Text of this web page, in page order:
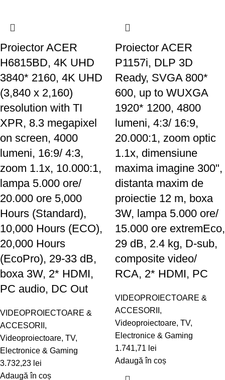
Proiector ACER
H6815BD, 4K UHD
3840* 2160, 4K UHD
(3,840 x 2,160)
resolution with TI
XPR, 8.3 megapixel
on screen, 4000
lumeni, 16:9/ 4:3,
zoom 1.1x, 10.000:1,
lampa 5.000 ore/
20.000 ore 5,000
Hours (Standard),
10,000 Hours (ECO),
20,000 Hours
(EcoPro), 29-33 dB,
boxa 3W, 2* HDMI,
PC audio, DC Out
VIDEOPROIECTOARE &
ACCESORII ,
Videoproiectoare, TV,
Electronice & Gaming
3.732,23 lei
Adaugă în coș
Proiector ACER
P1157i, DLP 3D
Ready, SVGA 800*
600, up to WUXGA
1920* 1200, 4800
lumeni, 4:3/ 16:9,
20.000:1, zoom optic
1.1x, dimensiune
maxima imagine 300",
distanta maxim de
proiectie 12 m, boxa
3W, lampa 5.000 ore/
15.000 ore extremEco,
29 dB, 2.4 kg, D-sub,
composite video/
RCA, 2* HDMI, PC
VIDEOPROIECTOARE &
ACCESORII ,
Videoproiectoare, TV,
Electronice & Gaming
1.741,71 lei
Adaugă în coș